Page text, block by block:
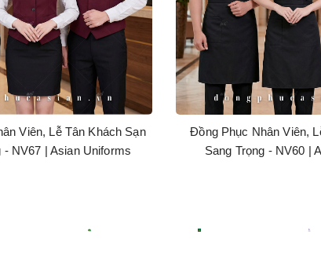
Viên, Lễ Tân Khách Sạn
- NV67 | Asian Uniforms
Đồng Phục Nhân Viên,
Sang Trọng - NV60 |